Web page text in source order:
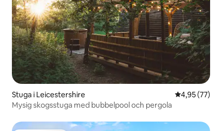
Stuga i Leicestershire 4,95 av 5 i
4,95 (77)
Mysig skogsstuga med bubbelpool och pergola